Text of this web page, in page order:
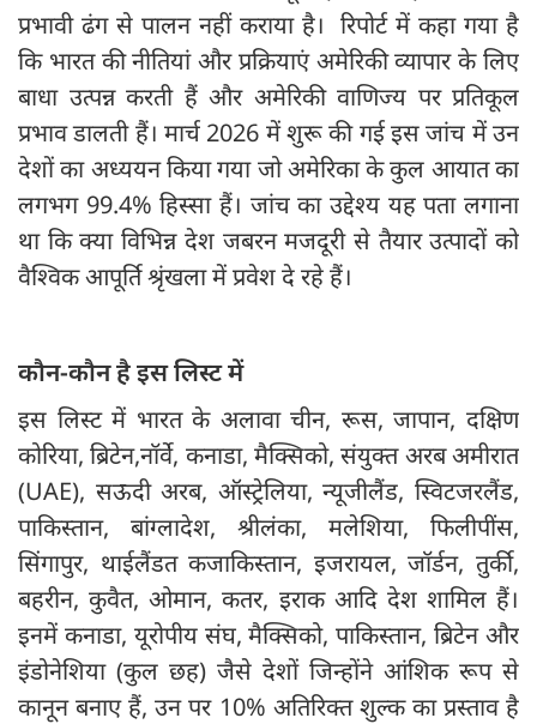
प्रभावी ढंग से पालन नहीं कराया है। रिपोर्ट में कहा गया है
कि भारत की नीतियां और प्रक्रियाएं अमेरिकी व्यापार के लिए
बाधा उत्पन्न करती हैं और अमेरिकी वाणिज्य पर प्रतिकूल
प्रभाव डालती हैं। मार्च 2026 में शुरू की गई इस जांच में उन
देशों का अध्ययन किया गया जो अमेरिका के कुल आयात का
लगभग 99.4% हिस्सा हैं। जांच का उद्देश्य यह पता लगाना
था कि क्या विभिन्न देश जबरन मजदूरी से तैयार उत्पादों को
वैश्विक आपूर्ति श्रृंखला में प्रवेश दे रहे हैं।
कौन-कौन है इस लिस्ट में
इस लिस्ट में भारत के अलावा चीन, रूस, जापान, दक्षिण
कोरिया, ब्रिटेन,नॉर्वे, कनाडा, मैक्सिको, संयुक्त अरब अमीरात
(UAE), सऊदी अरब, ऑस्ट्रेलिया, न्यूजीलैंड, स्विटजरलैंड,
पाकिस्तान, बांग्लादेश, श्रीलंका, मलेशिया, फिलीपींस,
सिंगापुर, थाईलैंडत कजाकिस्तान, इजरायल, जॉर्डन, तुर्की,
बहरीन, कुवैत, ओमान, कतर, इराक आदि देश शामिल हैं।
इनमें कनाडा, यूरोपीय संघ, मैक्सिको, पाकिस्तान, ब्रिटेन और
इंडोनेशिया (कुल छह) जैसे देशों जिन्होंने आंशिक रूप से
कानून बनाए हैं, उन पर 10% अतिरिक्त शुल्क का प्रस्ताव है